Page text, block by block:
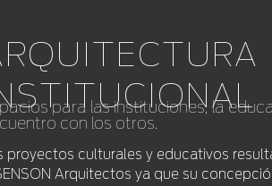
para las instituciones, la
con los otros.
proyectos culturales y educativos
Arquitectos ya que su